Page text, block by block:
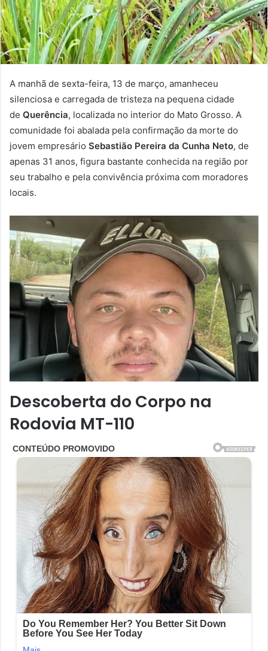
A manhã de sexta-feira, 13 de março, amanheceu
silenciosa e carregada de tristeza na pequena cidade
de Querência, localizada no interior do Mato Grosso. A
comunidade foi abalada pela confirmação da morte do
jovem empresário Sebastião Pereira da Cunha Neto, de
apenas 31 anos, figura bastante conhecida na região por
seu trabalho e pela convivência próxima com moradores
locais.
Descoberta do Corpo na
Rodovia MT-110